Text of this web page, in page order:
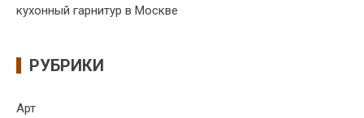
кухонный гарнитур в Москве
РУБРИКИ
Арт